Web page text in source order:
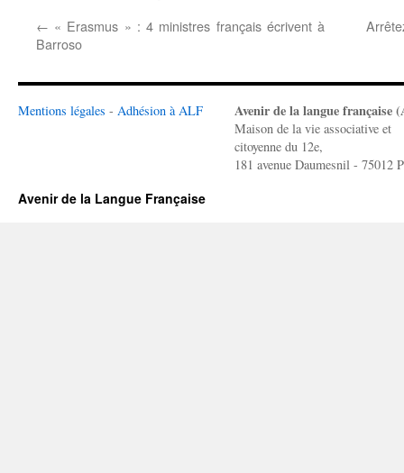
← « Erasmus » : 4 ministres français écrivent à
Barroso
Mentions légales - Adhésion à ALF Avenir de la langue française
Maison de la vie associative et
citoyenne du 12e,
181 avenue Daumesnil - 75012
Avenir de la Langue Française